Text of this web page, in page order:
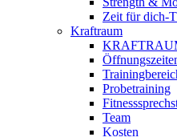
Zeit für dich-
Kraftraum
Probetraining
Team
Kosten